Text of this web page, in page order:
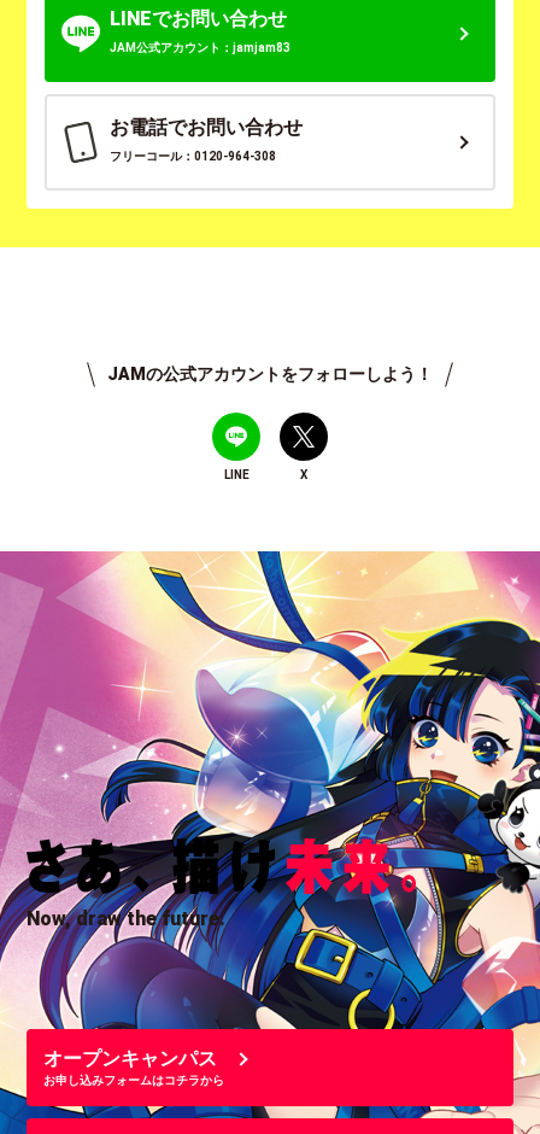
LINEでお問い合わせ
JAM公式アカウント：jamjam83
お電話でお問い合わせ
フリーコール：0120-964-308
JAMの公式アカウントをフォローしよう！
LINE X
Now, draw the future.
オープンキャンパス
お申し込みフォームはコチラから